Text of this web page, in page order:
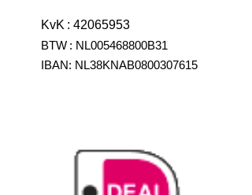
KvK : 42065953
BTW : NL005468800B31
IBAN: NL38KNAB0800307615